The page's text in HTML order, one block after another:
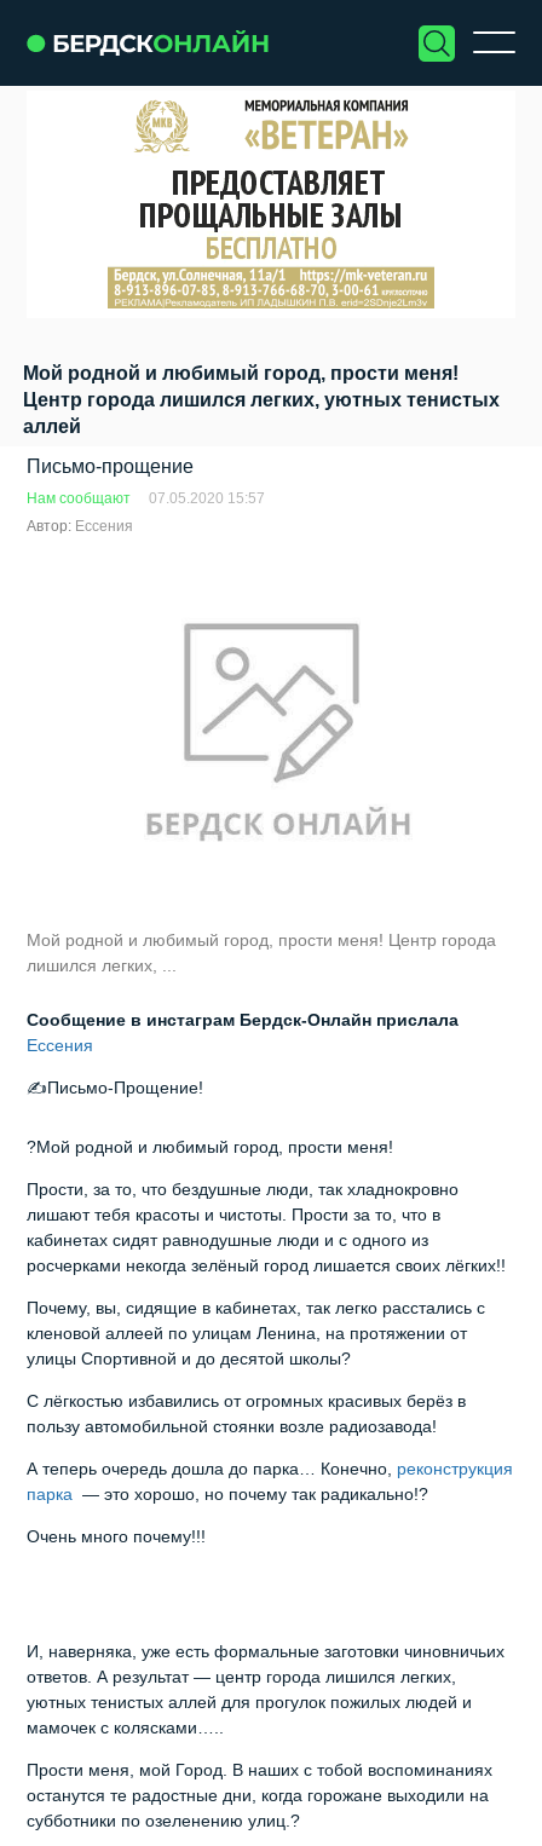
Мой родной и любимый город, прости меня!
Центр города лишился легких, уютных тенистых
аллей
Письмо-прощение
Нам сообщают
07.05.2020 15:57
Автор: Ессения
Мой родной и любимый город, прости меня! Центр города
лишился легких, ...
Сообщение в инстаграм Бердск-Онлайн прислала
Ессения
✍️Письмо-Прощение!
?Мой родной и любимый город, прости меня!
Прости, за то, что бездушные люди, так хладнокровно
лишают тебя красоты и чистоты. Прости за то, что в
кабинетах сидят равнодушные люди и с одного из
росчерками некогда зелёный город лишается своих лёгких!!
Почему, вы, сидящие в кабинетах, так легко расстались с
кленовой аллеей по улицам Ленина, на протяжении от
улицы Спортивной и до десятой школы?
С лёгкостью избавились от огромных красивых берёз в
пользу автомобильной стоянки возле радиозавода!
А теперь очередь дошла до парка… Конечно, реконструкция
парка — это хорошо, но почему так радикально!?
Очень много почему!!!
И, наверняка, уже есть формальные заготовки чиновничьих
ответов. А результат — центр города лишился легких,
уютных тенистых аллей для прогулок пожилых людей и
мамочек с колясками…..
Прости меня, мой Город. В наших с тобой воспоминаниях
останутся те радостные дни, когда горожане выходили на
субботники по озеленению улиц.?